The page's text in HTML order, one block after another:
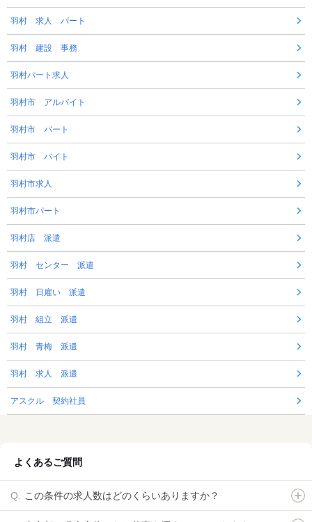
羽村 求人 パート
羽村 建設 事務
羽村パート求人
羽村市 アルバイト
羽村市 パート
羽村市 バイト
羽村市求人
羽村市パート
羽村店 派遣
羽村 センター 派遣
羽村 日雇い 派遣
羽村 組立 派遣
羽村 青梅 派遣
羽村 求人 派遣
アスクル 契約社員
よくあるご質問
この条件の求人数はどのくらいありますか？